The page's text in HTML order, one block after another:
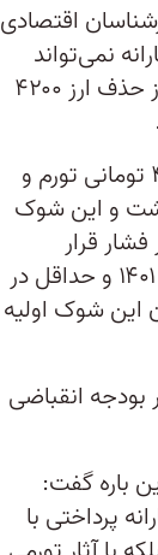
اقتصادی
نمی‌تواند
فشار اقتصادی ناشی از حذف ارز ۴۲۰۰
در واقع حذف ارز ۴۲۰۰ تومانی تورم و
و این شوک
فشار قرار
می‌دهد، اما در بودجه ۱۴۰۱ و حداقل در
این شوک اولیه
بودجه انقباضی
باره گفت:
پرداختی با